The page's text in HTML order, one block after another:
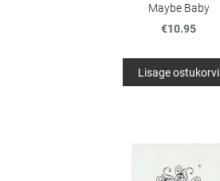
Maybe Baby
€10.95
Lisage ostukorvi